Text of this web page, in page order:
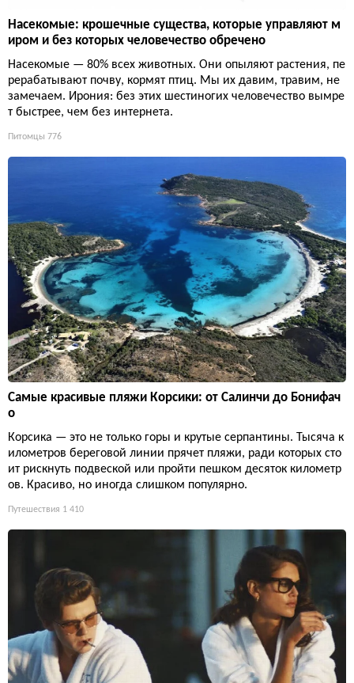
Насекомые: крошечные существа, которые управляют м
иром и без которых человечество обречено
Насекомые — 80% всех животных. Они опыляют растения, пе
рерабатывают почву, кормят птиц. Мы их давим, травим, не
замечаем. Ирония: без этих шестиногих человечество вымре
т быстрее, чем без интернета.
Питомцы 776
Самые красивые пляжи Корсики: от Салинчи до Бонифач
о
Корсика — это не только горы и крутые серпантины. Тысяча к
илометров береговой линии прячет пляжи, ради которых сто
ит рискнуть подвеской или пройти пешком десяток километр
ов. Красиво, но иногда слишком популярно.
Путешествия 1 410